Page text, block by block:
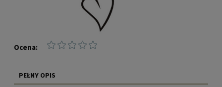
Ocena:
PEŁNY OPIS